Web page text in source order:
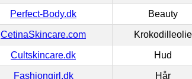
Perfect-Body.dk Beauty
CetinaSkincare.com Krokodilleolie
Cultskincare.dk Hud
Fashiongirl.dk Hår